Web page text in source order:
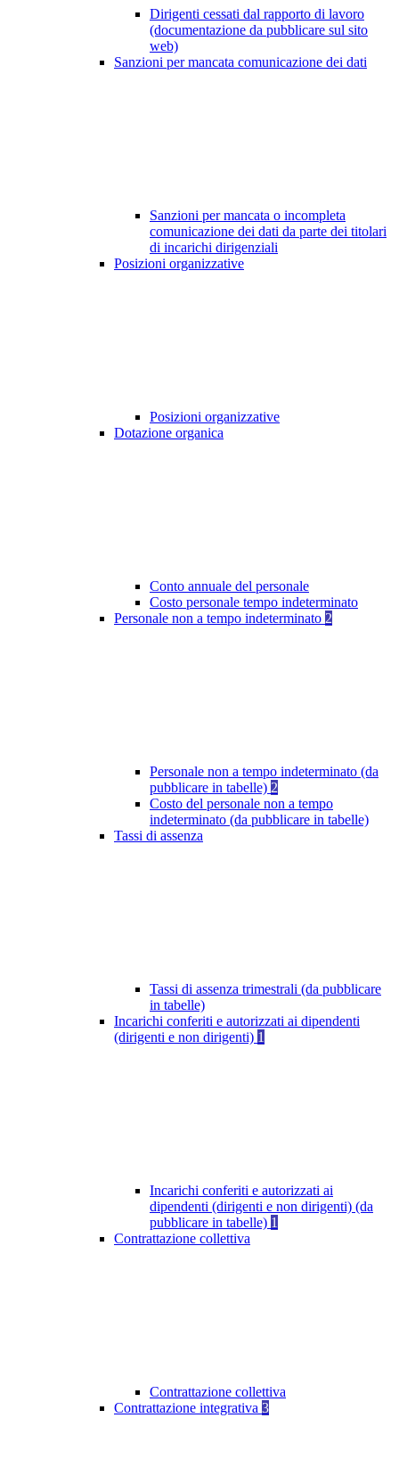
Dirigenti cessati dal rapporto di lavoro
(documentazione da pubblicare sul sito
web)
Sanzioni per mancata comunicazione dei dati
Sanzioni per mancata o incompleta
comunicazione dei dati da parte dei titolari
di incarichi dirigenziali
Posizioni organizzative
Posizioni organizzative
Dotazione organica
Conto annuale del personale
Costo personale tempo indeterminato
Personale non a tempo indeterminato 2
Personale non a tempo indeterminato (da
pubblicare in tabelle) 2
Costo del personale non a tempo
indeterminato (da pubblicare in tabelle)
Tassi di assenza
Tassi di assenza trimestrali (da pubblicare
in tabelle)
Incarichi conferiti e autorizzati ai dipendenti
(dirigenti e non dirigenti) 1
Incarichi conferiti e autorizzati ai
dipendenti (dirigenti e non dirigenti) (da
pubblicare in tabelle) 1
Contrattazione collettiva
Contrattazione collettiva
Contrattazione integrativa 3